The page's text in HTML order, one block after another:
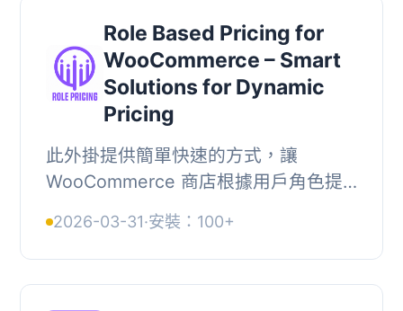
Role Based Pricing for
WooCommerce – Smart
Solutions for Dynamic
Pricing
此外掛提供簡單快速的方式，讓
WooCommerce 商店根據用戶角色提
的折扣，提升轉換率並簡化購物體驗。,
, 【主要功能】, • ...
2026-03-31·安裝：100+